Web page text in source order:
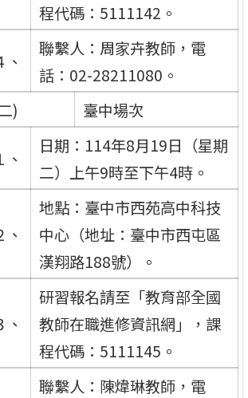
程代碼：5111142。
、
聯繫人：周家卉教師，電
話：02-28211080。
)
臺中場次
、
日期：114年8月19日（星期
二）上午9時至下午4時。
、
地點：臺中市西苑高中科技
中心（地址：臺中市西屯區
漢翔路188號）。
、
研習報名請至「教育部全國
教師在職進修資訊網」，課
程代碼：5111145。
聯繫人：陳煒琳教師，電